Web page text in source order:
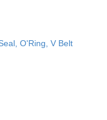
O'Ring, V Belt